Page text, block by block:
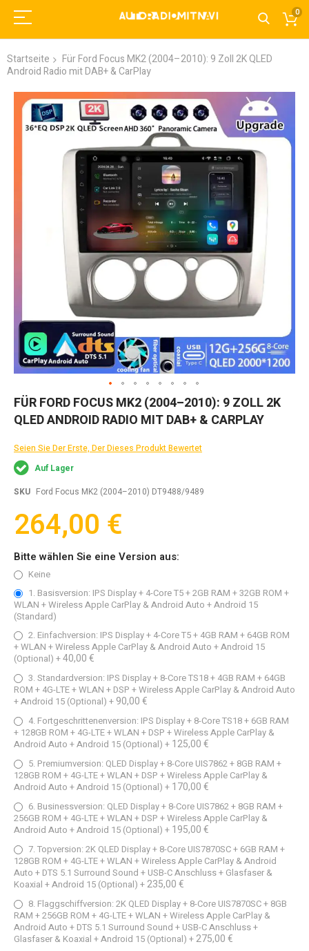
0
Startseite
Für Ford Focus MK2 (2004–2010): 9 Zoll 2K QLED
Android Radio mit DAB+ & CarPlay
Zum
Ende
Bildgalerie
Zum
der
springen
FÜR FORD FOCUS MK2 (2004–2010): 9 ZOLL 2K
QLED ANDROID RADIO MIT DAB+ & CARPLAY
Seien Sie Der Erste, Der Dieses Produkt Bewertet
Auf Lager
SKU Ford Focus MK2 (2004–2010) DT9488/9489
264,00 €
Bitte wählen Sie eine Version aus:
Keine
1. Basisversion: IPS Display + 4-Core T5 + 2GB RAM + 32GB ROM +
WLAN + Wireless Apple CarPlay & Android Auto + Android 15
(Standard)
2. Einfachversion: IPS Display + 4-Core T5 + 4GB RAM + 64GB ROM
+ WLAN + Wireless Apple CarPlay & Android Auto + Android 15
(Optional) +40,00 €
3. Standardversion: IPS Display + 8-Core TS18 + 4GB RAM + 64GB
ROM + 4G-LTE + WLAN + DSP + Wireless Apple CarPlay & Android Auto
+ Android 15 (Optional) + 90,00 €
4. Fortgeschrittenenversion: IPS Display + 8-Core TS18 + 6GB RAM
+ 128GB ROM + 4G-LTE + WLAN + DSP + Wireless Apple CarPlay &
Android Auto + Android 15 (Optional) + 125,00 €
5. Premiumversion: QLED Display + 8-Core UIS7862 + 8GB RAM +
128GB ROM + 4G-LTE + WLAN + DSP + Wireless Apple CarPlay &
Android Auto + Android 15 (Optional) + 170,00 €
6. Businessversion: QLED Display + 8-Core UIS7862 + 8GB RAM +
256GB ROM + 4G-LTE + WLAN + DSP + Wireless Apple CarPlay &
Android Auto + Android 15 (Optional) + 195,00 €
7. Topversion: 2K QLED Display + 8-Core UIS7870SC + 6GB RAM +
128GB ROM + 4G-LTE + WLAN + Wireless Apple CarPlay & Android
Auto + DTS 5.1 Surround Sound + USB-C Anschluss + Glasfaser &
Koaxial + Android 15 (Optional) +235,00 €
8. Flaggschiffversion: 2K QLED Display + 8-Core UIS7870SC + 8GB
RAM + 256GB ROM + 4G-LTE + WLAN + Wireless Apple CarPlay &
Android Auto + DTS 5.1 Surround Sound + USB-C Anschluss +
Glasfaser & Koaxial + Android 15 (Optional) +275,00 €